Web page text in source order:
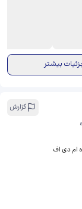
بیشتر
گزارش